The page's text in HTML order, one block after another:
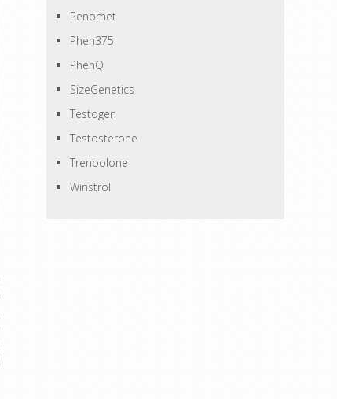
Penomet
Phen375
PhenQ
SizeGenetics
Testogen
Testosterone
Trenbolone
Winstrol